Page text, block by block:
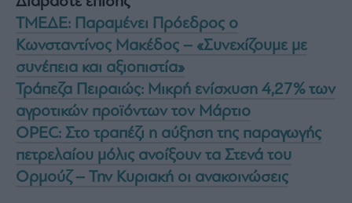
ΤΜΕΔΕ: Παραμένει Πρόεδρος ο
Κωνσταντίνος Μακέδος – «Συνεχίζουμε με
συνέπεια και αξιοπιστία»
Τράπεζα Πειραιώς: Μικρή ενίσχυση 4,27% των
αγροτικών προϊόντων τον Μάρτιο
OPEC: Στο τραπέζι η αύξηση της παραγωγής
πετρελαίου μόλις ανοίξουν τα Στενά του
Ορμούζ – Την Κυριακή οι ανακοινώσεις